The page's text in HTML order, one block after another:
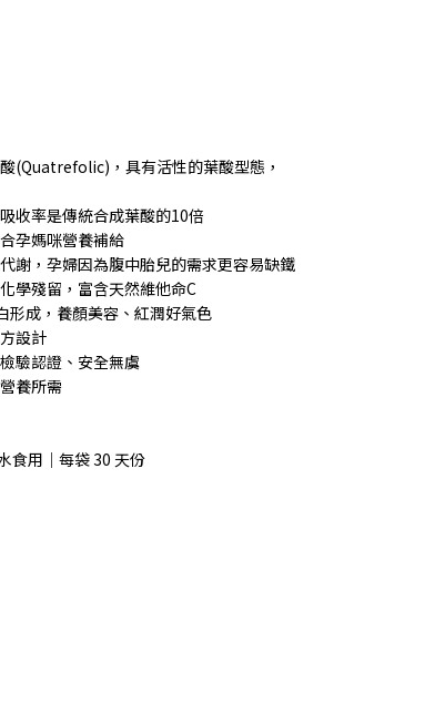
(Quatrefolic)，具有活性的葉酸型態，
收率是傳統合成葉酸的10倍
孕媽咪營養補給
謝，孕婦因為腹中胎兒的需求更容易缺鐵
學殘留，富含天然維他命C
成，養顏美容、紅潤好氣色
設計
驗認證、安全無虞
養所需
食用｜每袋 30 天份